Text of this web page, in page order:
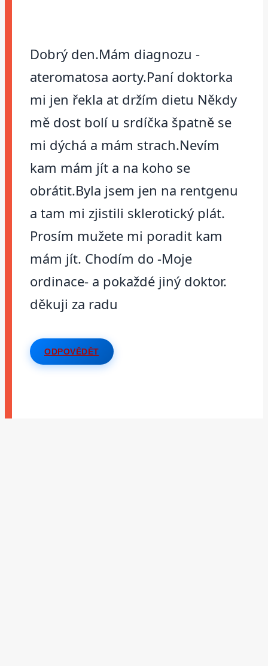
Dobrý den.Mám diagnozu -
ateromatosa aorty.Paní doktorka
mi jen řekla at držím dietu Někdy
mě dost bolí u srdíčka špatně se
mi dýchá a mám strach.Nevím
kam mám jít a na koho se
obrátit.Byla jsem jen na rentgenu
a tam mi zjistili sklerotický plát.
Prosím mužete mi poradit kam
mám jít. Chodím do -Moje
ordinace- a pokaždé jiný doktor.
děkuji za radu
ODPOVĚDĚT